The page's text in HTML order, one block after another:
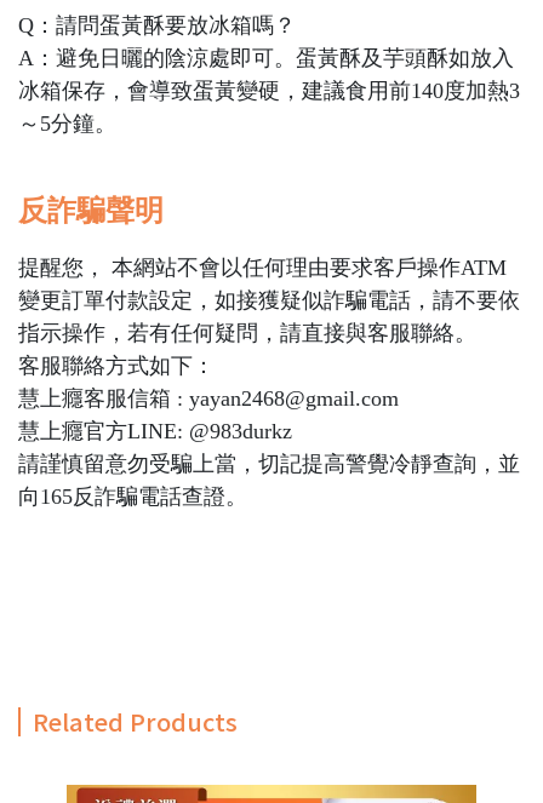
Q：請問蛋黃酥要放冰箱嗎？
A：避免日曬的陰涼處即可。蛋黃酥及芋頭酥如放入
冰箱保存，會導致蛋黃變硬，建議食用前140度加熱3
～5分鐘。
反詐騙聲明
提醒您， 本網站不會以任何理由要求客戶操作ATM
變更訂單付款設定，如接獲疑似詐騙電話，請不要依
指示操作，若有任何疑問，請直接與客服聯絡。
客服聯絡方式如下：
慧上癮客服信箱 : yayan2468@gmail.com
慧上癮官方LINE: @983durkz
請謹慎留意勿受騙上當，切記提高警覺冷靜查詢，並
向165反詐騙電話查證。
Related Products